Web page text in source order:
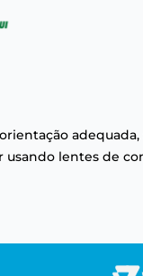
usando lentes de